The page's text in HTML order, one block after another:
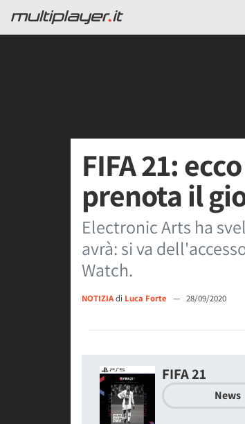
FIFA 21:
prenota il
Electronic Arts ha
avrà: si va
Watch.
NOTIZIAdi Luca Forte — 28/09/2020
FIFA 21
News